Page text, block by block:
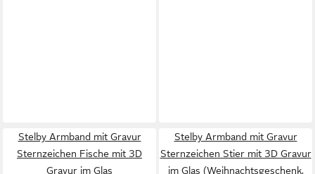
Stelby Armband mit Gravur
Sternzeichen Fische mit 3D
Gravur im Glas
Stelby Armband mit Gravur
Sternzeichen Stier mit 3D Gravur
im Glas (Weihnachtsgeschenk,